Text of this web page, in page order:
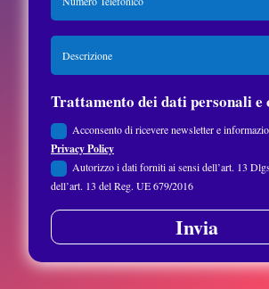
Trattamento dei dati personali e
Acconsento di ricevere newsletter e
Privacy Policy
Autorizzo i dati forniti ai sensi dell’art. 13
dell’art. 13 del Reg. UE 679/2016
Invia